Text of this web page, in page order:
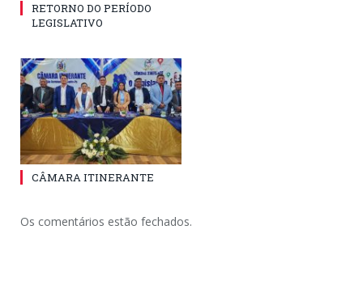
RETORNO DO PERÍODO
LEGISLATIVO
CÂMARA ITINERANTE
Os comentários estão fechados.